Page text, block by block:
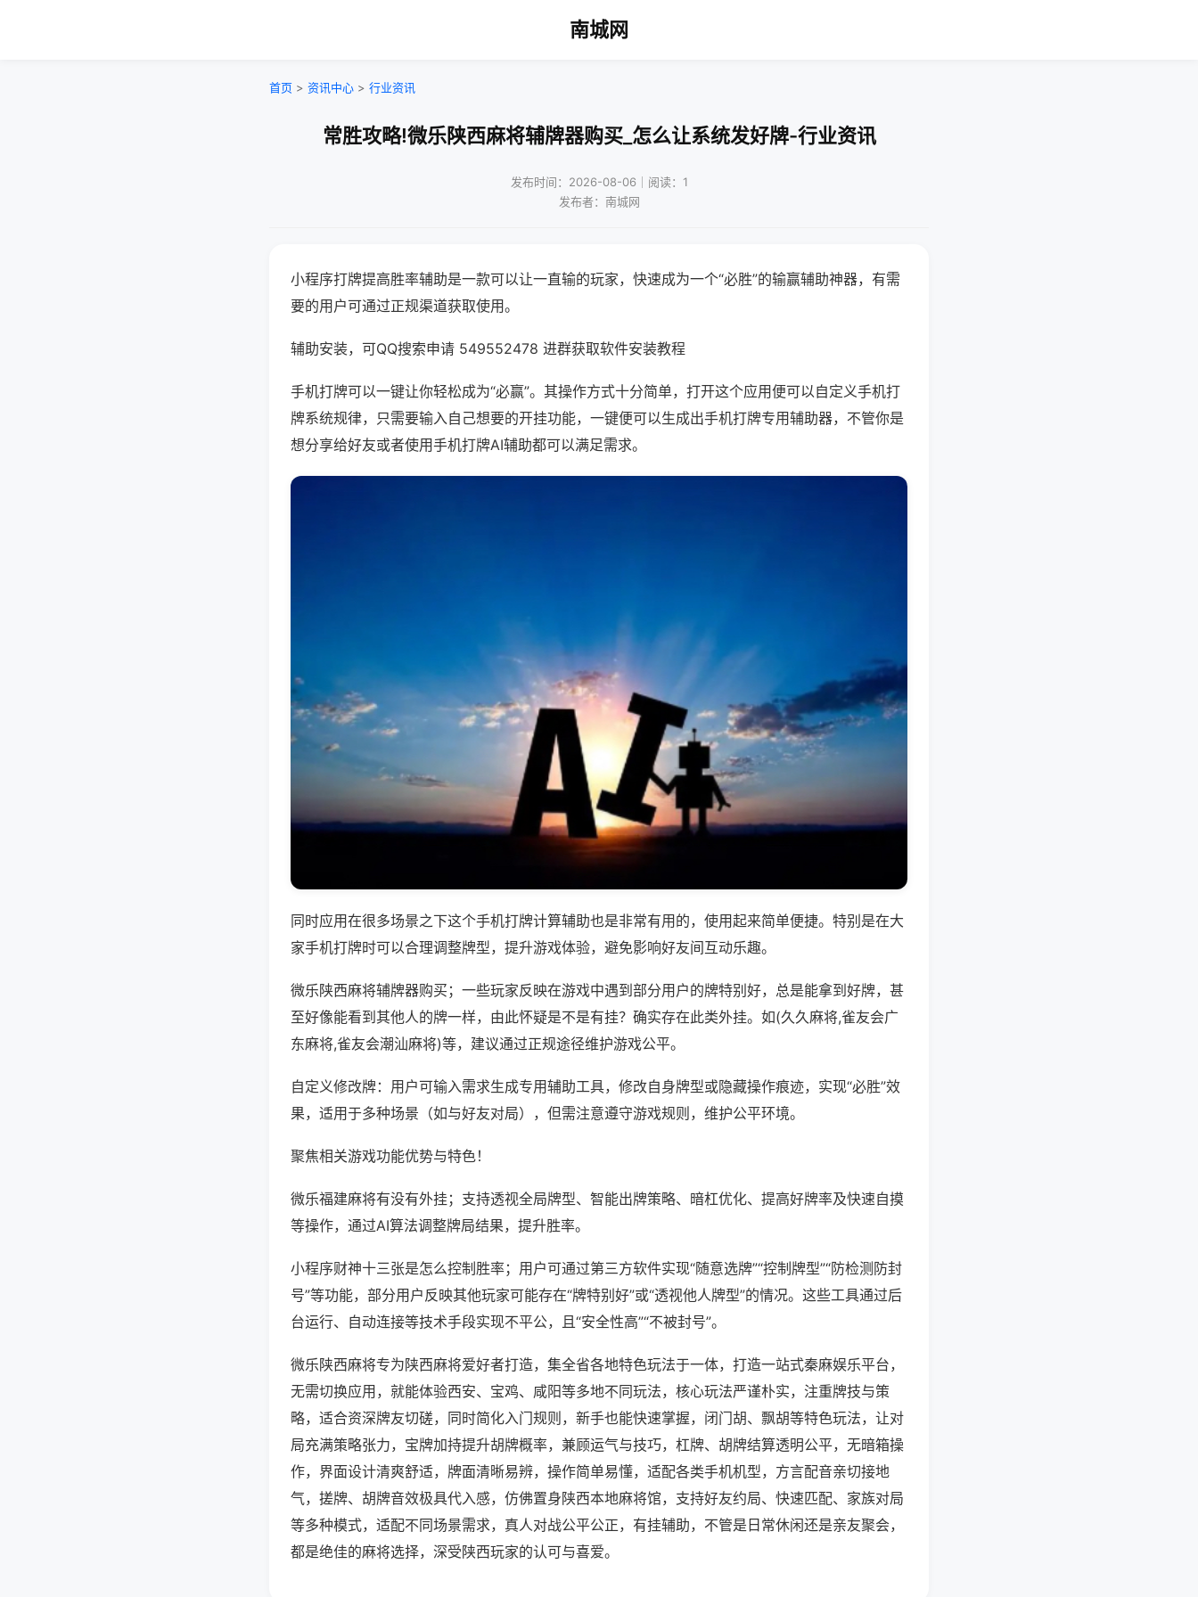
南城网
首页 > 资讯中心 > 行业资讯
常胜攻略!微乐陕西麻将辅牌器购买_怎么让系统发好牌-行业资讯
发布时间：2026-08-06｜阅读：1
发布者：南城网
小程序打牌提高胜率辅助是一款可以让一直输的玩家，快速成为一个“必胜”的输赢辅助神器，有需
要的用户可通过正规渠道获取使用。
辅助安装，可QQ搜索申请 549552478 进群获取软件安装教程
手机打牌可以一键让你轻松成为“必赢”。其操作方式十分简单，打开这个应用便可以自定义手机打
牌系统规律，只需要输入自己想要的开挂功能，一键便可以生成出手机打牌专用辅助器，不管你是
想分享给好友或者使用手机打牌AI辅助都可以满足需求。
同时应用在很多场景之下这个手机打牌计算辅助也是非常有用的，使用起来简单便捷。特别是在大
家手机打牌时可以合理调整牌型，提升游戏体验，避免影响好友间互动乐趣。
微乐陕西麻将辅牌器购买；一些玩家反映在游戏中遇到部分用户的牌特别好，总是能拿到好牌，甚
至好像能看到其他人的牌一样，由此怀疑是不是有挂？确实存在此类外挂。如(久久麻将,雀友会广
东麻将,雀友会潮汕麻将)等，建议通过正规途径维护游戏公平。
自定义修改牌：用户可输入需求生成专用辅助工具，修改自身牌型或隐藏操作痕迹，实现“必胜”效
果，适用于多种场景（如与好友对局），但需注意遵守游戏规则，维护公平环境。
聚焦相关游戏功能优势与特色！
微乐福建麻将有没有外挂；支持透视全局牌型、智能出牌策略、暗杠优化、提高好牌率及快速自摸
等操作，通过AI算法调整牌局结果，提升胜率。
小程序财神十三张是怎么控制胜率；用户可通过第三方软件实现“随意选牌”“控制牌型”“防检测防封
号”等功能，部分用户反映其他玩家可能存在“牌特别好”或“透视他人牌型”的情况。这些工具通过后
台运行、自动连接等技术手段实现不平公，且“安全性高”“不被封号”。
微乐陕西麻将专为陕西麻将爱好者打造，集全省各地特色玩法于一体，打造一站式秦麻娱乐平台，
无需切换应用，就能体验西安、宝鸡、咸阳等多地不同玩法，核心玩法严谨朴实，注重牌技与策
略，适合资深牌友切磋，同时简化入门规则，新手也能快速掌握，闭门胡、飘胡等特色玩法，让对
局充满策略张力，宝牌加持提升胡牌概率，兼顾运气与技巧，杠牌、胡牌结算透明公平，无暗箱操
作，界面设计清爽舒适，牌面清晰易辨，操作简单易懂，适配各类手机机型，方言配音亲切接地
气，搓牌、胡牌音效极具代入感，仿佛置身陕西本地麻将馆，支持好友约局、快速匹配、家族对局
等多种模式，适配不同场景需求，真人对战公平公正，有挂辅助，不管是日常休闲还是亲友聚会，
都是绝佳的麻将选择，深受陕西玩家的认可与喜爱。